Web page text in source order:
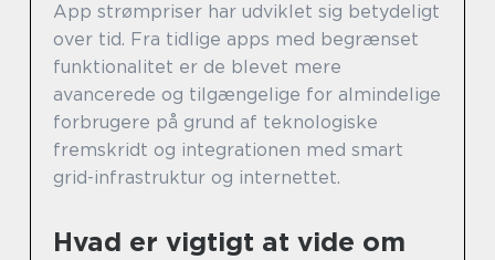
App strømpriser har udviklet sig betydeligt
over tid. Fra tidlige apps med begrænset
funktionalitet er de blevet mere
avancerede og tilgængelige for almindelige
forbrugere på grund af teknologiske
fremskridt og integrationen med smart
grid-infrastruktur og internettet.
Hvad er vigtigt at vide om